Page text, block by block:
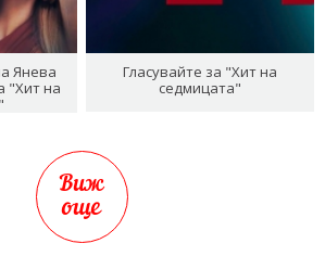
Янева
"Хит на
Гласувайте за "Хит на
седмицата"
Виж
още